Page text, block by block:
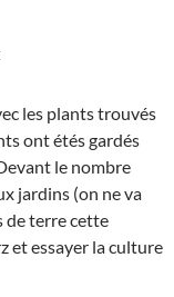
les plants trouvés
ont étés gardés
le nombre
jardins (on ne va
de terre cette
et essayer la culture